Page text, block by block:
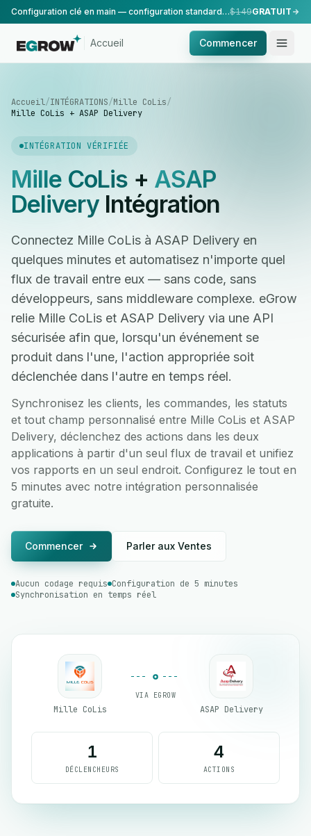
Configuration clé en main — configuration standard, réalisée par notre équipe.$149GRATUIT
Accueil Commencer
Accueil/INTÉGRATIONS/Mille CoLis/
Mille CoLis + ASAP Delivery
INTÉGRATION VÉRIFIÉE
Mille CoLis+ ASAP
DeliveryIntégration
Connectez Mille CoLis à ASAP Delivery en
quelques minutes et automatisez n'importe quel
flux de travail entre eux — sans code, sans
développeurs, sans middleware complexe. eGrow
relie Mille CoLis et ASAP Delivery via une API
sécurisée afin que, lorsqu'un événement se
produit dans l'une, l'action appropriée soit
déclenchée dans l'autre en temps réel.
Synchronisez les clients, les commandes, les statuts
et tout champ personnalisé entre Mille CoLis et ASAP
Delivery, déclenchez des actions dans les deux
applications à partir d'un seul flux de travail et unifiez
vos rapports en un seul endroit. Configurez le tout en
5 minutes avec notre intégration personnalisée
gratuite.
Commencer Parler aux Ventes
Aucun codage requis Configuration de 5 minutes
Synchronisation en temps réel
Mille CoLis
VIA EGROW
ASAP Delivery
1
DÉCLENCHEURS
4
ACTIONS